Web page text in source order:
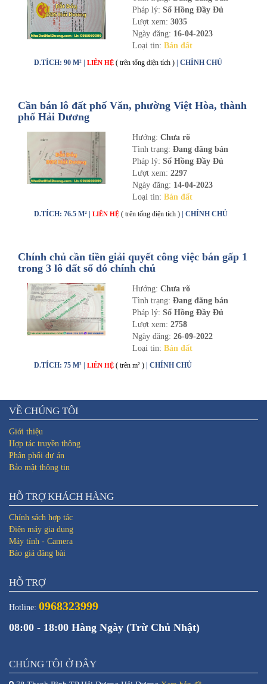
Pháp lý: Sổ Hồng Đầy Đủ
Lượt xem: 3035
Ngày đăng: 16-04-2023
Loại tin: Bán đất
D.TÍCH: 90 M² | LIÊN HỆ ( trên tổng diện tích ) | CHÍNH CHỦ
Cần bán lô đất phố Văn, phường Việt Hòa, thành
phố Hải Dương
Hướng: Chưa rõ
Tình trạng: Đang đăng bán
Pháp lý: Sổ Hồng Đầy Đủ
Lượt xem: 2297
Ngày đăng: 14-04-2023
Loại tin: Bán đất
D.TÍCH: 76.5 M² | LIÊN HỆ ( trên tổng diện tích ) | CHÍNH CHỦ
Chính chủ cần tiền giải quyết công việc bán gấp 1
trong 3 lô đất sổ đỏ chính chủ
Hướng: Chưa rõ
Tình trạng: Đang đăng bán
Pháp lý: Sổ Hồng Đầy Đủ
Lượt xem: 2758
Ngày đăng: 26-09-2022
Loại tin: Bán đất
D.TÍCH: 75 M² | LIÊN HỆ ( trên m² ) | CHÍNH CHỦ
VỀ CHÚNG TÔI
Giới thiệu
Hợp tác truyền thông
Phân phối dự án
Bảo mật thông tin
HỖ TRỢ KHÁCH HÀNG
Chính sách hợp tác
Điện máy gia dụng
Máy tính - Camera
Báo giá đăng bài
HỖ TRỢ
Hotline: 0968323999
08:00 - 18:00 Hàng Ngày (Trừ Chủ Nhật)
CHÚNG TÔI Ở ĐÂY